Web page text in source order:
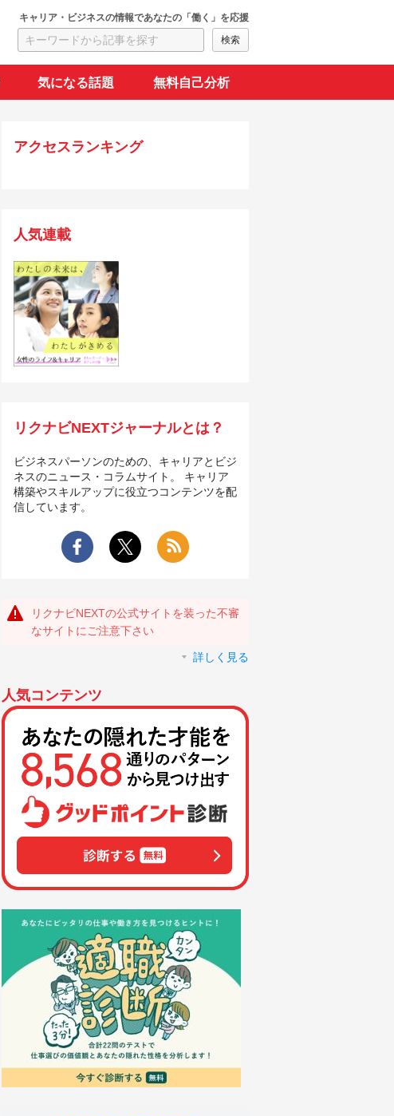
キャリア・ビジネスの情報であなたの「働く」を応援
気になる話題 無料自己分析
アクセスランキング
人気連載
リクナビNEXTジャーナルとは？
ビジネスパーソンのための、キャリアとビジ
ネスのニュース・コラムサイト。 キャリア
構築やスキルアップに役立つコンテンツを配
信しています。
リクナビNEXTの公式サイトを装った不審
なサイトにご注意下さい
詳しく見る
人気コンテンツ